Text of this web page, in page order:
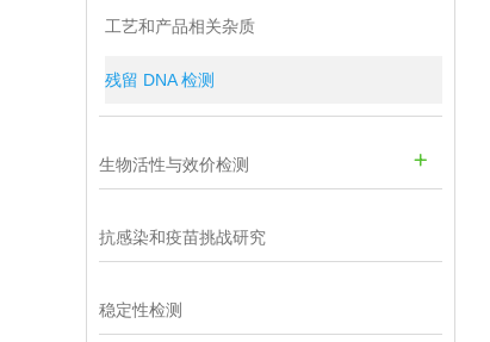
工艺和产品相关杂质
残留 DNA 检测
生物活性与效价检测
抗感染和疫苗挑战研究
稳定性检测